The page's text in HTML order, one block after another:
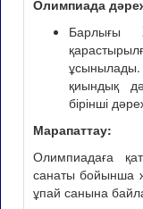
Олимпиада
Барлығы
қиындық
бірінші
Марапаттау:
Олимпиадаға
санаты бойынша
ұпай санына